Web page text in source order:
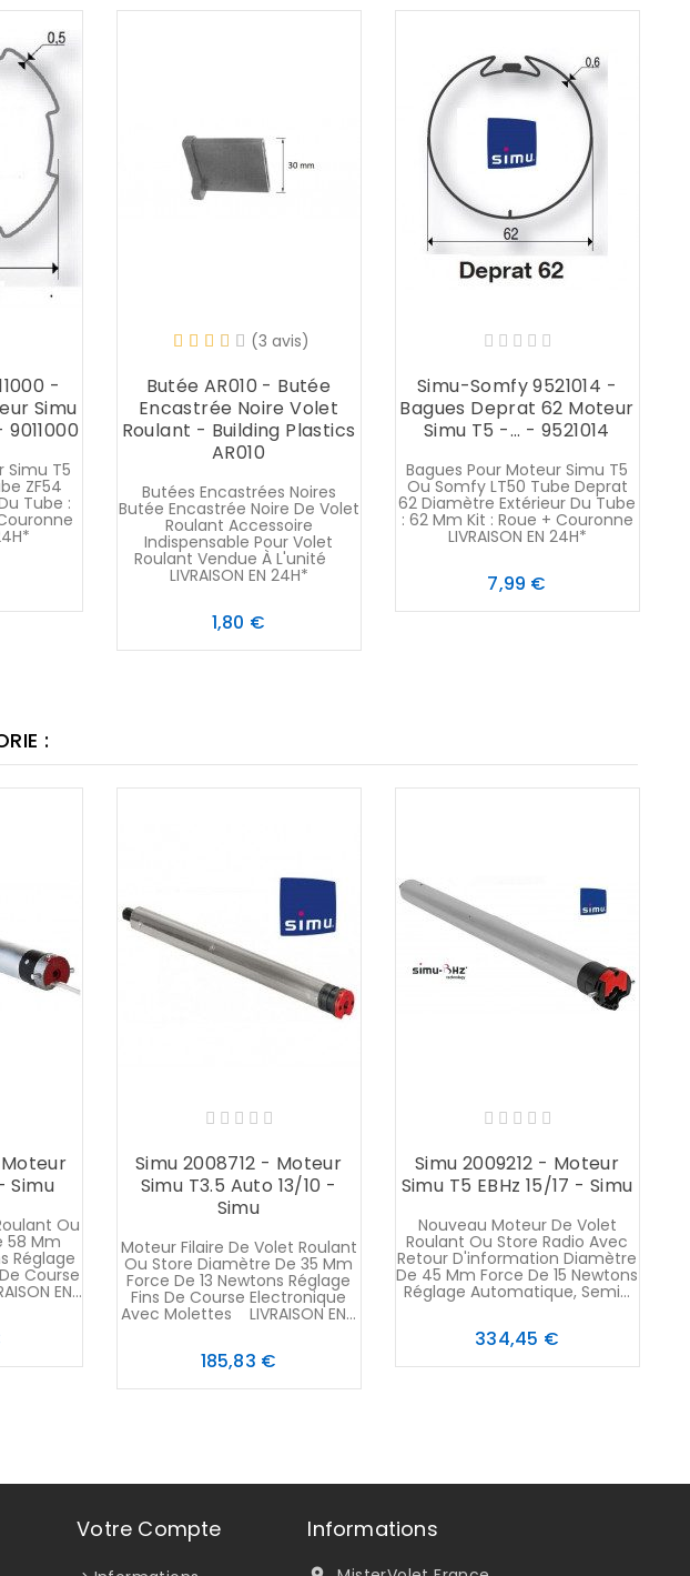
-
Simu
Simu T5
ZF54
Tube :
(3 avis)
Butée AR010 - Butée
Encastrée Noire Volet
Roulant - Building Plastics
AR010
Butées Encastrées Noires
Butée Encastrée Noire De Volet
Roulant Accessoire
Indispensable Pour Volet
Roulant Vendue À L'unité
LIVRAISON EN 24H*
1,80 €
Simu-Somfy 9521014 -
Bagues Deprat 62 Moteur
Simu T5 -... - 9521014
Bagues Pour Moteur Simu T5
Ou Somfy LT50 Tube Deprat
62 Diamètre Extérieur Du Tube
: 62 Mm Kit : Roue + Couronne
LIVRAISON EN 24H*
7,99 €
:
Simu
Ou
58 Mm
Réglage
Course
EN...
Simu 2008712 - Moteur
Simu T3.5 Auto 13/10 -
Simu
Moteur Filaire De Volet Roulant
Ou Store Diamètre De 35 Mm
Force De 13 Newtons Réglage
Fins De Course Electronique
Avec Molettes LIVRAISON EN...
185,83 €
Simu 2009212 - Moteur
Simu T5 EBHz 15/17 - Simu
Nouveau Moteur De Volet
Roulant Ou Store Radio Avec
Retour D'information Diamètre
De 45 Mm Force De 15 Newtons
Réglage Automatique, Semi...
334,45 €Prix
Votre Compte Informations